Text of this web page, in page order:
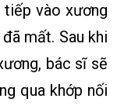
vào xương
mất. Sau khi
bác sĩ sẽ
qua khớp nối